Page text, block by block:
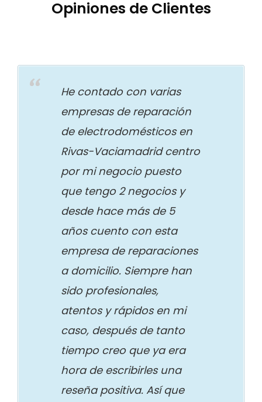
Opiniones de Clientes
He contado con varias
empresas de reparación
de electrodomésticos en
Rivas-Vaciamadrid centro
por mi negocio puesto
que tengo 2 negocios y
desde hace más de 5
años cuento con esta
empresa de reparaciones
a domicilio. Siempre han
sido profesionales,
atentos y rápidos en mi
caso, después de tanto
tiempo creo que ya era
hora de escribirles una
reseña positiva. Así que